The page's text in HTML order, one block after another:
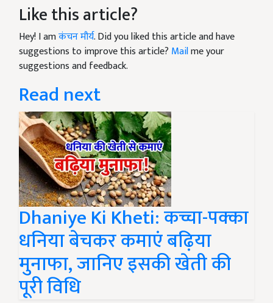
Like this article?
Hey! I amकंचन मौर्य. Did you liked this article and have
suggestions to improve this article? Mailme your
suggestions and feedback.
Read next
Dhaniye Ki Kheti: कच्चा-पक्का
धनिया बेचकर कमाएं बढ़िया
मुनाफा, जानिए इसकी खेती की
पूरी विधि